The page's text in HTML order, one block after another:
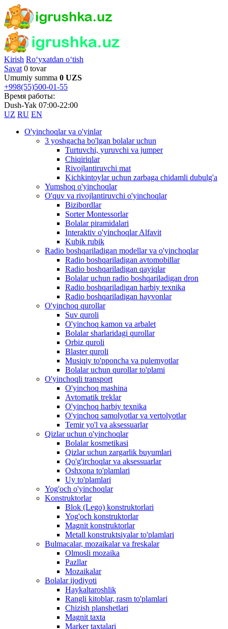
Kirish Ro‘yxatdan o‘tish
Savat 0 tovar
Umumiy summa 0 UZS
+998(55)500-01-55
Время работы:
Dush-Yak 07:00-22:00
UZ RU EN
O'yinchoqlar va o'yinlar
3 yoshgacha bo'lgan bolalar uchun
Turtuvchi, yuruvchi va jumper
Chiqiriqlar
Rivojlantiruvchi mat
Kichkintoylar uchun zarbaga chidamli dubulg'a
Yumshoq o'yinchoqlar
O'quv va rivojlantiruvchi o'yinchoqlar
Bizibordlar
Sorter Montessorlar
Bolalar piramidalari
Interaktiv o'yinchoqlar Alfavit
Kubik rubik
Radio boshqariladigan modellar va o'yinchoqlar
Radio boshqariladigan avtomobillar
Radio boshqariladigan qayiqlar
Bolalar uchun radio boshqariladigan dron
Radio boshqariladigan harbiy texnika
Radio boshqariladigan hayvonlar
O'yinchoq qurollar
Suv quroli
O'yinchoq kamon va arbalet
Bolalar sharlaridagi qurollar
Orbiz quroli
Blaster quroli
Musiqiy to'pponcha va pulemyotlar
Bolalar uchun qurollar to'plami
O'yinchoqli transport
O'yinchoq mashina
Avtomatik treklar
O'yinchoq harbiy texnika
O'yinchoq samolyotlar va vertolyotlar
Temir yo'l va aksessuarlar
Qizlar uchun o'yinchoqlar
Bolalar kosmetikasi
Qizlar uchun zargarlik buyumlari
Qo'g'irchoqlar va aksessuarlar
Oshxona to'plamlari
Uy to'plamlari
Yog'och o'yinchoqlar
Konstruktorlar
Blok (Lego) konstruktorlari
Yog'och konstruktorlar
Magnit konstruktorlar
Metall konstruktsiyalar to'plamlari
Bulmacalar, mozaikalar va freskalar
Olmosli mozaika
Pazllar
Mozaikalar
Bolalar ijodiyoti
Haykaltaroshlik
Rangli kitoblar, rasm to'plamlari
Chizish planshetlari
Magnit taxta
Marker taxtalari